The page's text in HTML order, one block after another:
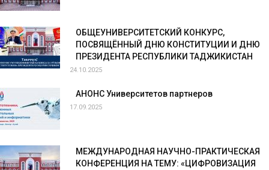
ОБЩЕУНИВЕРСИТЕТСКИЙ КОНКУРС,
ПОСВЯЩЁННЫЙ ДНЮ КОНСТИТУЦИИ И ДНЮ
ПРЕЗИДЕНТА РЕСПУБЛИКИ ТАДЖИКИСТАН
24.10.2025
АНОНС Университетов партнеров
17.09.2025
МЕЖДУНАРОДНАЯ НАУЧНО-ПРАКТИЧЕСКАЯ
КОНФЕРЕНЦИЯ НА ТЕМУ: «ЦИФРОВИЗАЦИЯ